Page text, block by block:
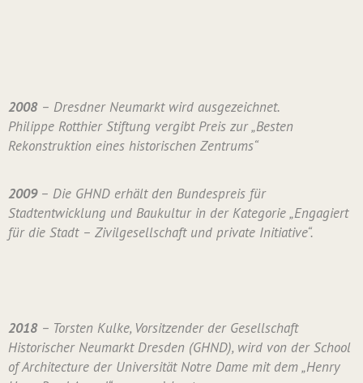
2008– Dresdner Neumarkt wird ausgezeichnet.
Philippe Rotthier Stiftung vergibt Preis zur „Besten
Rekonstruktion eines historischen Zentrums“
2009 – Die GHND erhält den Bundespreis für
Stadtentwicklung und Baukultur in der Kategorie „Engagiert
für die Stadt – Zivilgesellschaft und private Initiative“.
2018– Torsten Kulke, Vorsitzender der Gesellschaft
Historischer Neumarkt Dresden (GHND), wird von der School
of Architecture der Universität Notre Dame mit dem „Henry